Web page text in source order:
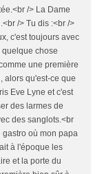
/> La Dame
/> Tu dis :<br />
c'est toujours avec
quelque chose
une première
alors qu'est-ce que
Eve Lyne et c'est
des larmes de
des sanglots.<br
gastro où mon papa
à l'époque les
et la porte du